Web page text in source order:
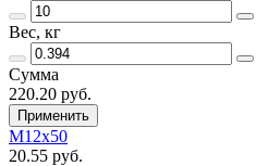
Вес, кг
Сумма
220.20 руб.
Применить
M12х50
20.55 руб.